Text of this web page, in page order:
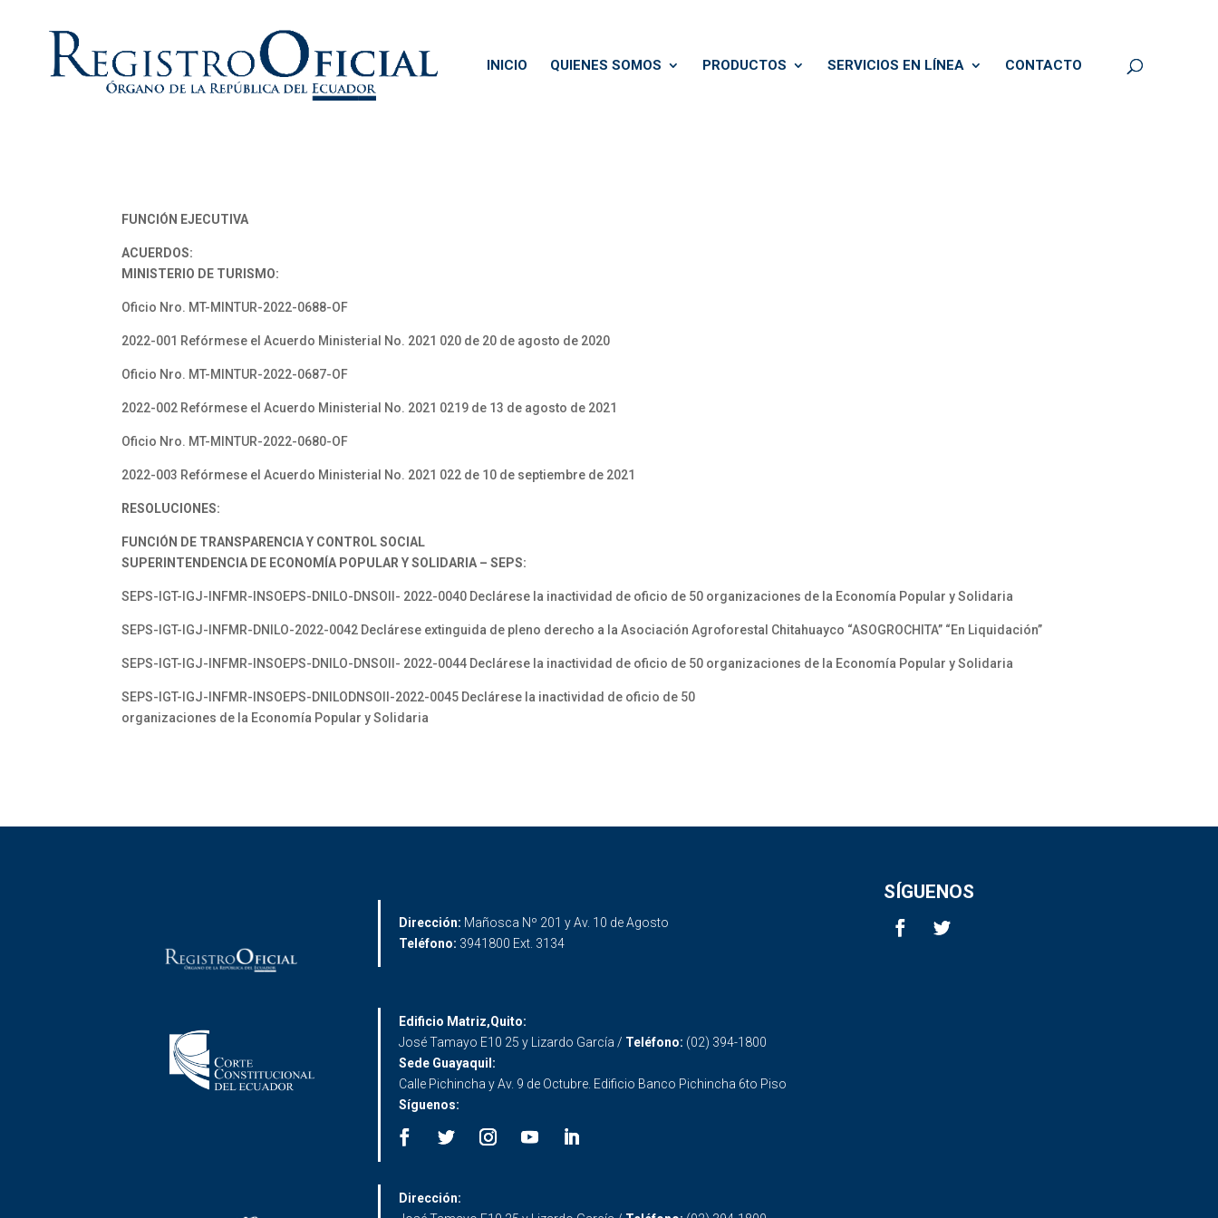
INICIO QUIENES SOMOS PRODUCTOS SERVICIOS EN LÍNEA CONTACTO
FUNCIÓN EJECUTIVA
ACUERDOS:
MINISTERIO DE TURISMO:
Oficio Nro. MT-MINTUR-2022-0688-OF
2022-001 Refórmese el Acuerdo Ministerial No. 2021 020 de 20 de agosto de 2020
Oficio Nro. MT-MINTUR-2022-0687-OF
2022-002 Refórmese el Acuerdo Ministerial No. 2021 0219 de 13 de agosto de 2021
Oficio Nro. MT-MINTUR-2022-0680-OF
2022-003 Refórmese el Acuerdo Ministerial No. 2021 022 de 10 de septiembre de 2021
RESOLUCIONES:
FUNCIÓN DE TRANSPARENCIA Y CONTROL SOCIAL
SUPERINTENDENCIA DE ECONOMÍA POPULAR Y SOLIDARIA – SEPS:
SEPS-IGT-IGJ-INFMR-INSOEPS-DNILO-DNSOII- 2022-0040 Declárese la inactividad de oficio de 50 organizaciones de la Economía Popular y Solidaria
SEPS-IGT-IGJ-INFMR-DNILO-2022-0042 Declárese extinguida de pleno derecho a la Asociación Agroforestal Chitahuayco “ASOGROCHITA” “En Liquidación”
SEPS-IGT-IGJ-INFMR-INSOEPS-DNILO-DNSOII- 2022-0044 Declárese la inactividad de oficio de 50 organizaciones de la Economía Popular y Solidaria
SEPS-IGT-IGJ-INFMR-INSOEPS-DNILODNSOII-2022-0045 Declárese la inactividad de oficio de 50
organizaciones de la Economía Popular y Solidaria
Dirección: Mañosca Nº 201 y Av. 10 de Agosto
Teléfono: 3941800 Ext. 3134
SÍGUENOS
Edificio Matriz,Quito:
José Tamayo E10 25 y Lizardo García / Teléfono: (02) 394-1800
Sede Guayaquil:
Calle Pichincha y Av. 9 de Octubre. Edificio Banco Pichincha 6to Piso
Síguenos:
Dirección: